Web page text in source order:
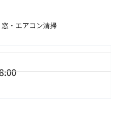
・エアコン清掃